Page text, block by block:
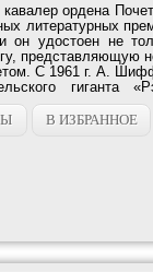
ордена
литературных
он удостоен не
представляющую
С 1961 г. А.
гиганта
В ИЗБРАННОЕ